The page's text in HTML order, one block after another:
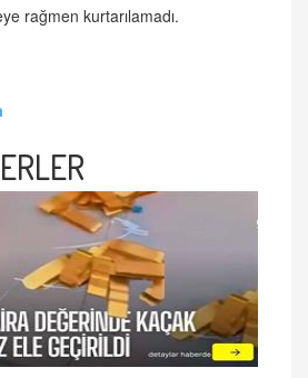
rağmen kurtarılamadı.